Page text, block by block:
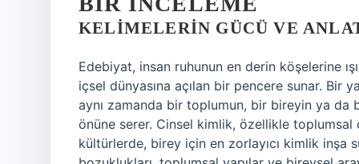
KELIMELERIN GÜCÜ VE
Edebiyat, insan ruhunun en derin köşelerine
içsel dünyasına açılan bir pencere sunar. Bir
aynı zamanda bir toplumun, bir bireyin ya da
önüne serer. Cinsel kimlik, özellikle
kültürlerde, birey için en zorlayıcı kimlik